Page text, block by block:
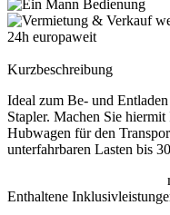
Kurzbeschreibung
Ideal zum Be- und
Stapler. Machen Sie
Hubwagen für den
unterfahrbaren Lasten bis
Enthaltene